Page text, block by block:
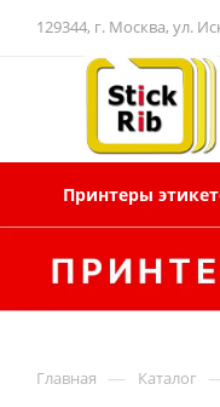
129344, г. Москва, ул.
Принтеры
Главная — Каталог